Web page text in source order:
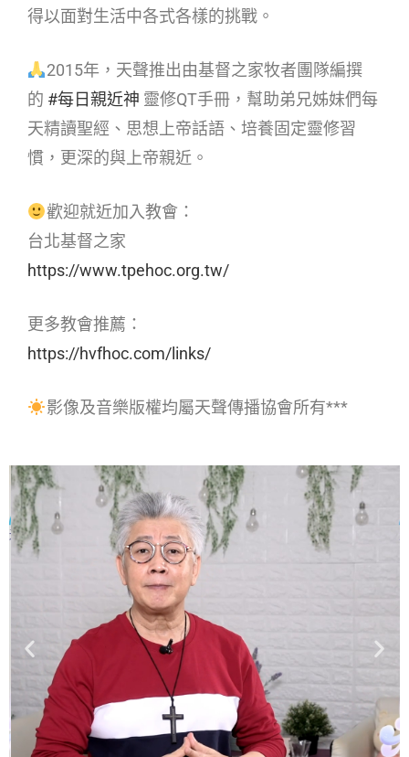
得以面對生活中各式各樣的挑戰。
2015年，天聲推出由基督之家牧者團隊編撰
的 #每日親近神​ 靈修QT手冊，幫助弟兄姊妹們每
天精讀聖經、思想上帝話語、培養固定靈修習
慣，更深的與上帝親近。
歡迎就近加入教會：
台北基督之家
https://www.tpehoc.org.tw/
更多教會推薦：
https://hvfhoc.com/links/
影像及音樂版權均屬天聲傳播協會所有***